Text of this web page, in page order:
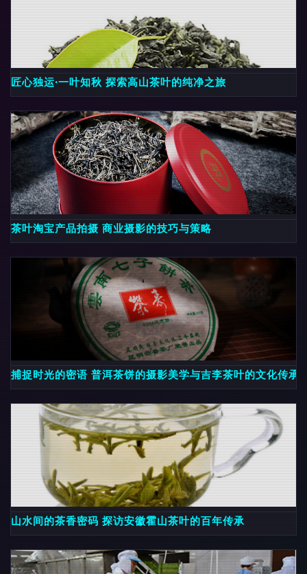
匠心独运·一叶知秋 探索高山茶叶的纯净之旅
茶叶淘宝产品拍摄 商业摄影的技巧与策略
捕捉时光的密语 普洱茶饼的摄影美学与吉李茶叶的文化传承
山水间的茶香密码 探访安徽霍山茶叶的百年传承